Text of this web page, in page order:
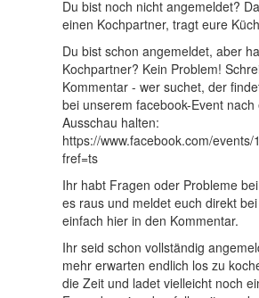
Du bist noch nicht angemeldet?
einen Kochpartner, tragt eure
Du bist schon angemeldet, aber
Kochpartner? Kein Problem!
Kommentar - wer suchet, der
bei unserem facebook-Event
Ausschau halten:
https://www.facebook.com/
fref=ts
Ihr habt Fragen oder Probleme
es raus und meldet euch direkt
einfach hier in den Kommentar.
Ihr seid schon vollständig
mehr erwarten endlich los zu
die Zeit und ladet vielleicht noch